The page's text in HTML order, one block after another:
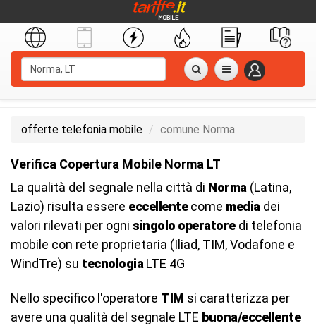
offerte telefonia mobile comune Norma
Verifica Copertura Mobile Norma LT
La qualità del segnale nella città di Norma (Latina,
Lazio) risulta essere eccellentecome media dei
valori rilevati per ogni singolo operatoredi telefonia
mobile con rete proprietaria (Iliad, TIM, Vodafone e
WindTre) su tecnologia LTE 4G
Nello specifico l'operatore TIM si caratterizza per
avere una qualità del segnale LTE buona/eccellente